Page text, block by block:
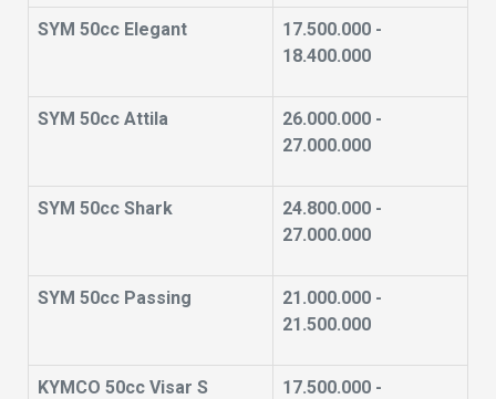
SYM 50cc Elegant
17.500.000 -
18.400.000
SYM 50cc Attila
26.000.000 -
27.000.000
SYM 50cc Shark
24.800.000 -
27.000.000
SYM 50cc Passing
21.000.000 -
21.500.000
KYMCO 50cc Visar S
17.500.000 -